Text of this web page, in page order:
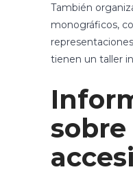
También
monográficos,
tienen un taller
sobre